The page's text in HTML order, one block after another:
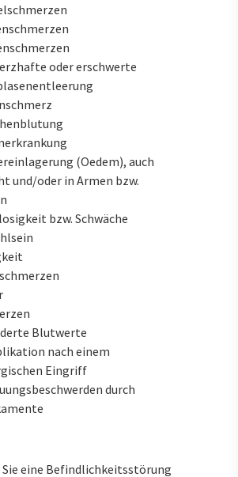
oder erschwerte
(Oedem), auch
und/oder in Armen bzw.
bzw. Schwäche
Blutwerte
nach einem
Eingriff
durch
Sie eine Befindlichkeitsstörung